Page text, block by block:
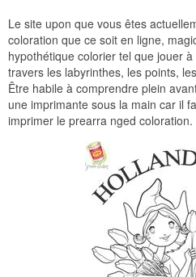
Le site upon que vous êtes
coloration que ce soit en ligne,
hypothétique colorier tel que jouer
travers les labyrinthes, les points,
Être habile à comprendre plein
une imprimante sous la main car il
imprimer le prearra nged coloration.